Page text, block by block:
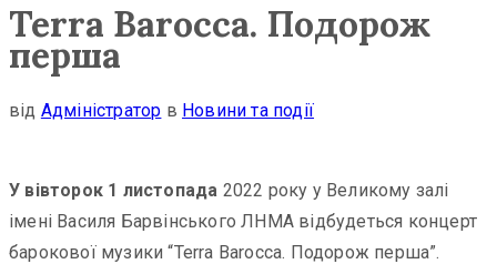
Terra Barocca. Подорож
перша
від Адміністратор в Новини та події
У вівторок 1 листопада 2022 року у Великому залі
імені Василя Барвінського ЛНМА відбудеться концерт
барокової музики “Terra Barocca. Подорож перша”.